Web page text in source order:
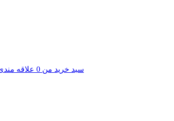
سبد خرید من 0 علاقه